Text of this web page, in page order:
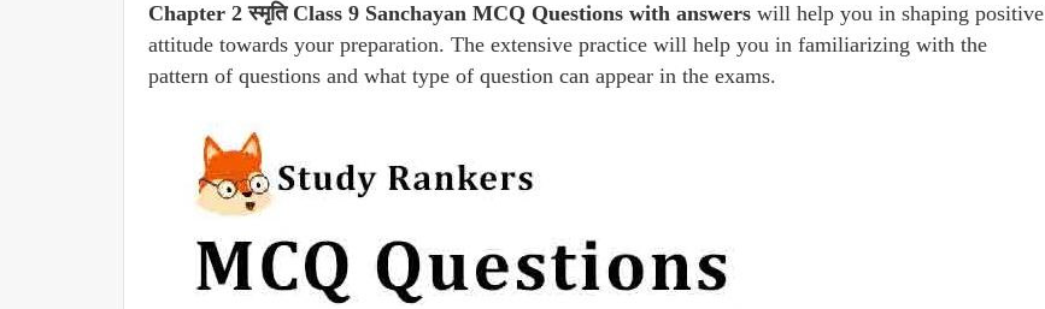
Chapter 2 स्मृति Class 9 Sanchayan MCQ Questions with answers will help you in shaping positive
attitude towards your preparation. The extensive practice will help you in familiarizing with the
pattern of questions and what type of question can appear in the exams.